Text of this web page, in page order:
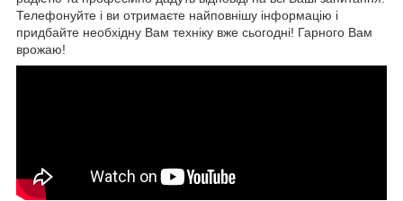
Телефонуйте і ви отримаєте найповнішу інформацію і
придбайте необхідну Вам техніку вже сьогодні! Гарного Вам
врожаю!